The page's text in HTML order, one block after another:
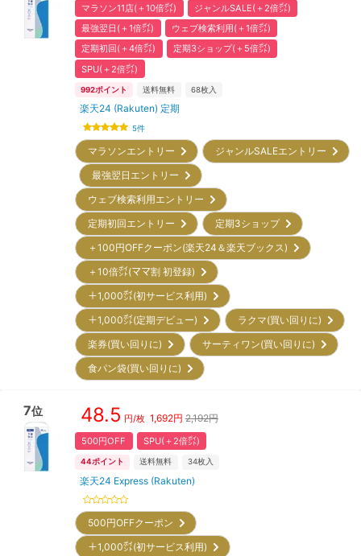
マラソン11店(＋10倍㌽)
ジャンルSALE(＋2倍㌽)
最強翌日(＋1倍㌽)
ウェブ検索利用(＋1倍㌽)
定期初回(＋4倍㌽)
定期3ショップ(＋5倍㌽)
SPU(＋2倍㌽)
992ポイント 送料無料 68枚入
楽天24 (Rakuten) 定期
5件
マラソンエントリー
ジャンルSALEエントリー
最強翌日エントリー
ウェブ検索利用エントリー
定期初回エントリー
定期3ショップ
＋100円OFFクーポン(楽天24＆楽天ブックス)
＋10倍㌽(ママ割 初登録)
＋1,000㌽(初サービス利用)
＋1,000㌽(定期デビュー)
ラクマ(買い回りに)
楽券(買い回りに)
サーティワン(買い回りに)
食パン袋(買い回りに)
7位 48.5 円/枚 1,692円 2,192円
500円OFF SPU(＋2倍㌽)
44ポイント 送料無料 34枚入
楽天24 Express (Rakuten)
500円OFFクーポン
＋1,000㌽(初サービス利用)